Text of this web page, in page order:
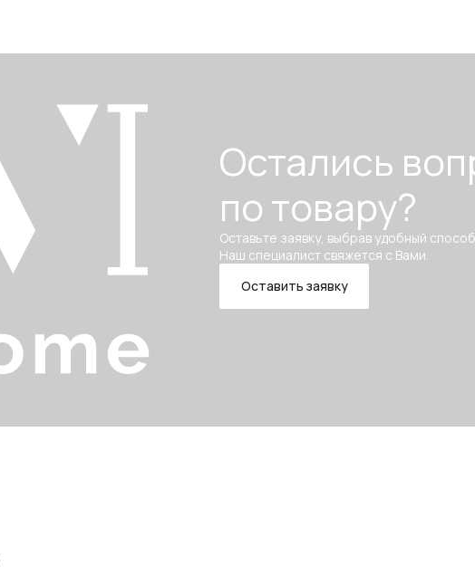
Остались
по товару?
Оставьте заявку, выбрав удобный
Наш специалист свяжется с Вами.
Оставить заявку